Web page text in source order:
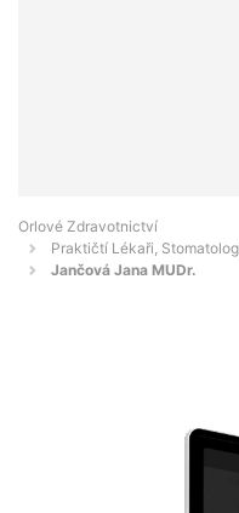
Orlové Zdravotnictví
Praktičtí Lékaři,
Jančová Jana MUDr.